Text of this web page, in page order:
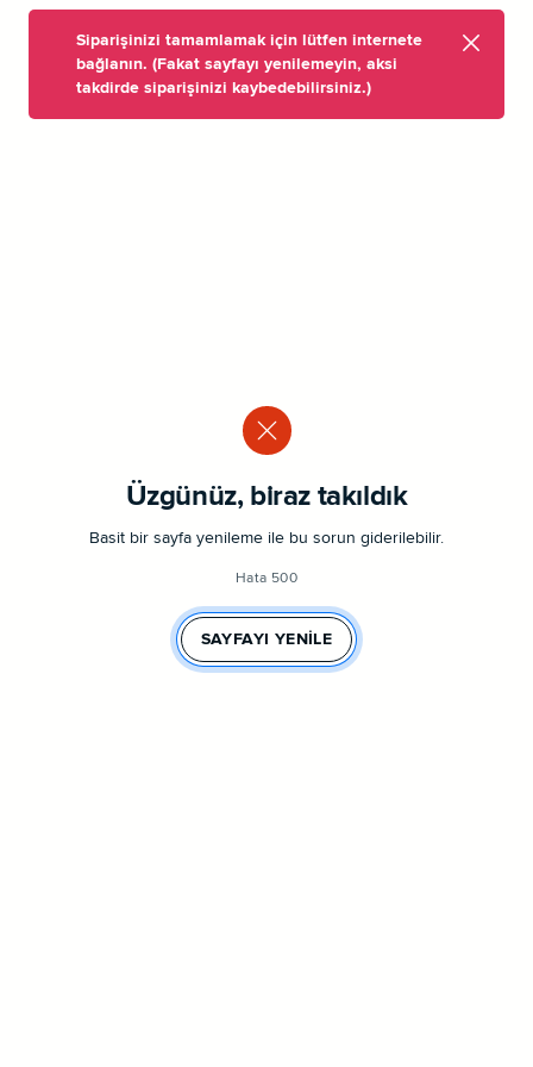
Siparişinizi tamamlamak için lütfen internete
bağlanın. (Fakat sayfayı yenilemeyin, aksi
takdirde siparişinizi kaybedebilirsiniz.)
Üzgünüz, biraz takıldık
Basit bir sayfa yenileme ile bu sorun giderilebilir.
Hata 500
SAYFAYI YENILE